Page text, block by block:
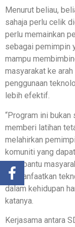
Menurut beliau,
sahaja perlu celik
perlu memainkan
sebagai pemimpin
mampu
masyarakat ke arah
penggunaan
lebih efektif.
“Program ini bukan
memberi latihan
melahirkan
komuniti yang dapat
membantu
memanfaatkan
dalam kehidupan
katanya.
Kerjasama antara